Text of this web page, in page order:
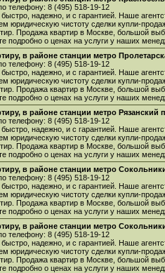
телефону: 8 (495) 518-19-12
надежно, и с гарантией. Наше
юридическую чистоту сделки купли-
Продажа квартир в Москве, большой
подробно о ценах на услуги у наших
в районе станции метро
телефону: 8 (495) 518-19-12
надежно, и с гарантией. Наше
юридическую чистоту сделки купли-
Продажа квартир в Москве, большой
подробно о ценах на услуги у наших
в районе станции метро Рязанский
телефону: 8 (495) 518-19-12
надежно, и с гарантией. Наше
юридическую чистоту сделки купли-
Продажа квартир в Москве, большой
подробно о ценах на услуги у наших
в районе станции метро
телефону: 8 (495) 518-19-12
надежно, и с гарантией. Наше
юридическую чистоту сделки купли-
Продажа квартир в Москве, большой
подробно о ценах на услуги у наших
в районе станции метро
телефону: 8 (495) 518-19-12
надежно, и с гарантией. Наше
юридическую чистоту сделки купли-
Продажа квартир в Москве, большой
подробно о ценах на услуги у наших